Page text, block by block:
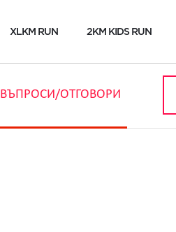
XLKM RUN 2KM KIDS RUN
ВЪПРОСИ/ОТГОВОРИ